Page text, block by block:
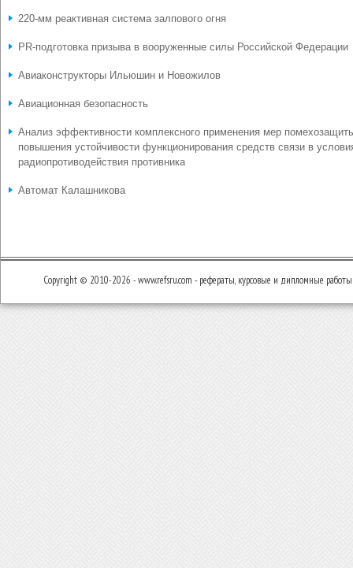
220-мм реактивная система залпового огня
PR-подготовка призыва в вооруженные силы Российской Федерации
Авиаконструкторы Ильюшин и Новожилов
Авиационная безопасность
Анализ эффективности комплексного применения мер
повышения устойчивости функционирования средств связи в
радиопротиводействия противника
Автомат Калашникова
Copyright © 2010-2026 - www.refsru.com - рефераты, курсовые и дипломные работы